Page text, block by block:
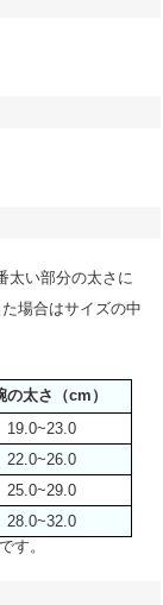
太い部分の太さに
場合はサイズの中
の太さ（cm）
19.0~23.0
22.0~26.0
25.0~29.0
28.0~32.0
す。